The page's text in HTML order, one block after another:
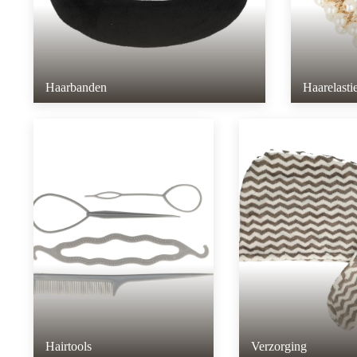
Haarbanden
Hairtools Verzorging